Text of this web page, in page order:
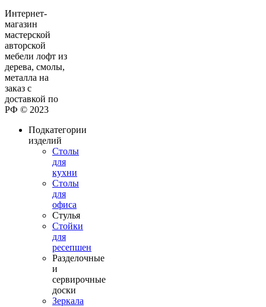
Интернет-
магазин
мастерской
авторской
мебели лофт из
дерева, смолы,
металла на
заказ с
доставкой по
РФ © 2023
Подкатегории
изделий
Столы
для
кухни
Столы
для
офиса
Стулья
Стойки
для
ресепшен
Разделочные
и
сервирочные
доски
Зеркала